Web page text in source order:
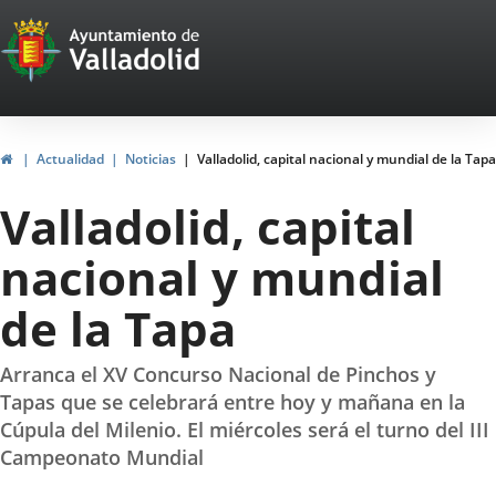
Portal
Web
del
Ayuntamiento
de
Valladolid
InicioActualidad Noticias Valladolid, capital nacional y mundial de la Tapa
Valladolid, capital
nacional y mundial
de la Tapa
Arranca el XV Concurso Nacional de Pinchos y
Tapas que se celebrará entre hoy y mañana en la
Cúpula del Milenio. El miércoles será el turno del III
Campeonato Mundial